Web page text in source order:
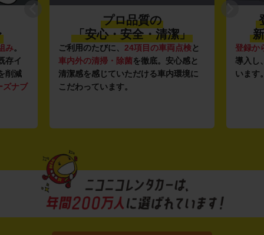
み。
存イ
削減
ズナブ
プロ品質の
「安心・安全・清潔」
ご利用のたびに、 24項目の車両点検と
車内外の清掃・除菌を徹底。安心感と
清潔感を感じていただける車内環境に
こだわっています。
登録か
導入し
います